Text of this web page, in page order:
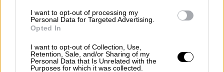
I want to opt-out of processing my
Personal Data for Targeted Advertising.
Opted In
I want to opt-out of Collection, Use,
Retention, Sale, and/or Sharing of my
Personal Data that Is Unrelated with the
Purposes for which it was collected.